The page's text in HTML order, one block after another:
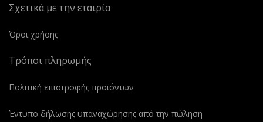
Σχετικά με την εταιρία
Όροι χρήσης
Τρόποι πληρωμής
Πολιτική επιστροφής προϊόντων
Έντυπο δήλωσης υπαναχώρησης από την πώληση